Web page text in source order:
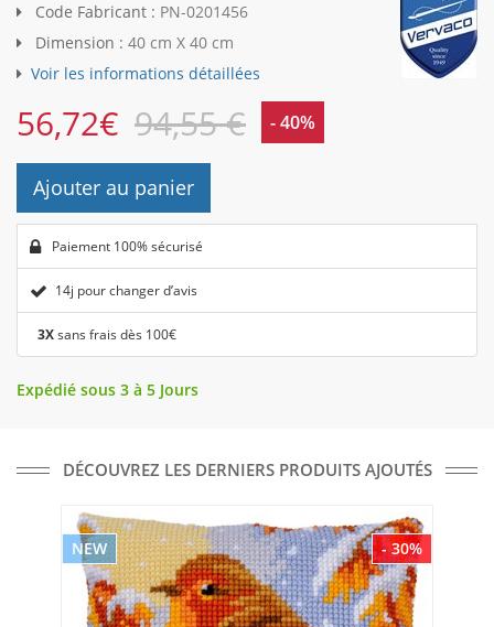
Code Fabricant : PN-0201456
Dimension : 40 cm X 40 cm
Voir les informations détaillées
56,72€ 94,55 € - 40%
Ajouter au panier
Paiement 100% sécurisé
14j pour changer d’avis
3Xsans frais dès 100€
Expédié sous 3 à 5 Jours
DÉCOUVREZ LES DERNIERS PRODUITS AJOUTÉS
- 30%
NEW